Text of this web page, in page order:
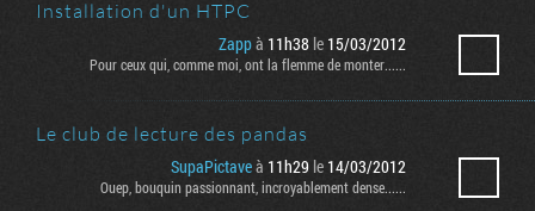
Installation d'un HTPC
Zappà 11h38 le 15/03/2012
Pour ceux qui, comme moi, ont la flemme de monter......
Le club de lecture des pandas
SupaPictaveà 11h29 le 14/03/2012
Ouep, bouquin passionnant, incroyablement dense......